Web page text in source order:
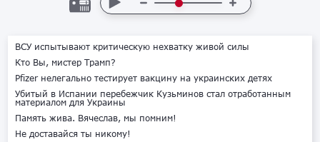
ВСУ испытывают критическую нехватку живой силы
Кто Вы, мистер Трамп?
Pfizer нелегально тестирует вакцину на украинских детях
Убитый в Испании перебежчик Кузьминов стал отработанным
материалом для Украины
Память жива. Вячеслав, мы помним!
Не доставайся ты никому!